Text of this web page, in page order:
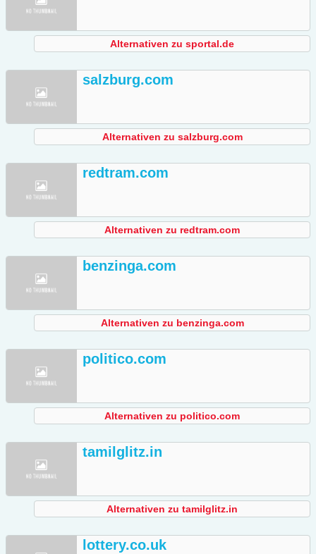
Alternativen zu sportal.de
salzburg.com
Alternativen zu salzburg.com
redtram.com
Alternativen zu redtram.com
benzinga.com
Alternativen zu benzinga.com
politico.com
Alternativen zu politico.com
tamilglitz.in
Alternativen zu tamilglitz.in
lottery.co.uk